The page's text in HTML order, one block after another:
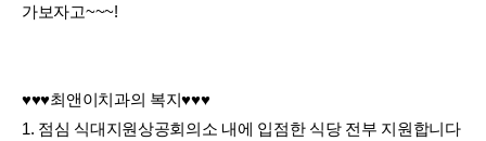
가보자고~~~!
♥♥♥최앤이치과의 복지♥♥♥
1. 점심 식대지원상공회의소 내에 입점한 식당 전부 지원합니다